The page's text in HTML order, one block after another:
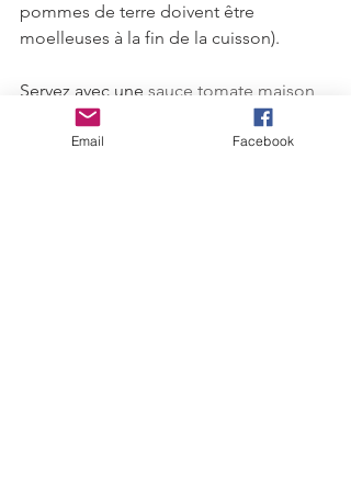
pommes de terre doivent être
moelleuses à la fin de la cuisson).
Servez avec une sauce tomate maison
bien relevée.
Email Facebook